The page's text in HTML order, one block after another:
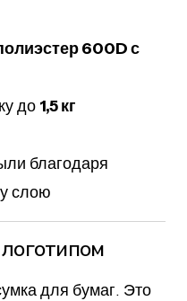
600D с
до 1,5 кг
благодаря
слою
для бумаг. Это